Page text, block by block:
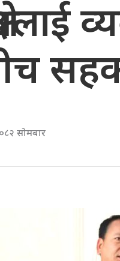
सोमबार